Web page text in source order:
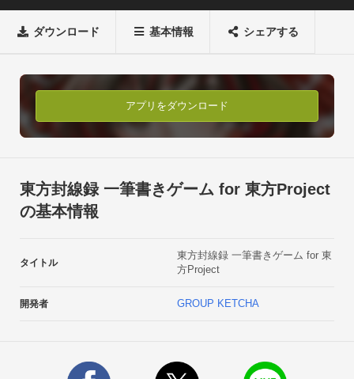
•番号の線は、そのターン数で通過しよう！
•細かい場所も拡大機能で簡単操作！＜IQ TESTモード＞
5分以内に、ランダムに出題される問題を5問連続でクリアして
IQ（ゲーム内評価）を上げていきましょう！
ちょっとした空き時間に、何度でも楽しめるモードです。＜完
どうしても解けない時のために、ヒントや回答機能も搭載！
もちろん！全て無料！＜特徴＞
ちょっと遊びはじめると、やめどきが見つからなくなる時間泥
適なアプリですシンプルなので老若男女全ての方にお楽しみ頂
けますお子様の知育にもオススメしますロジックパズルや、謎
解きが好きな方にもオススメですシンプルで激ムズな問題が多
ダウンロード 基本情報 シェアする
アプリをダウンロード
東方封線録 一筆書きゲーム for 東方Project
の基本情報
タイトル
東方封線録 一筆書きゲーム for 東
方Project
開発者 GROUP KETCHA